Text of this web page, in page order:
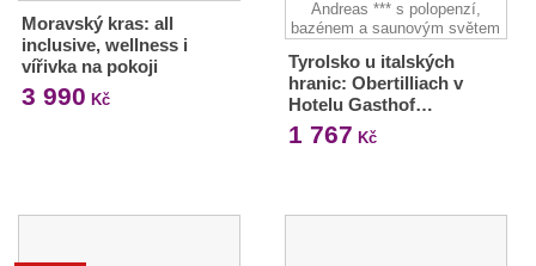
Moravský kras: all
inclusive, wellness i
vířivka na pokoji
3 990 Kč
Tyrolsko u italských
hranic: Obertilliach v
Hotelu Gasthof…
1 767 Kč